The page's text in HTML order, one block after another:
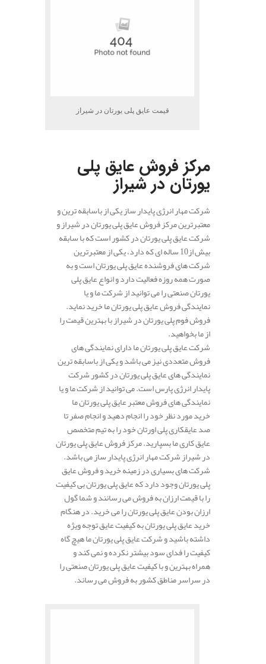
قیمت عایق پلی یورتان در شیراز
مرکز فروش عایق پلی
یورتان در شیراز
شرکت مهار انرژی پایدار ساز یکی از باسابقه ترین و
معتبرترین مرکز فروش عایق پلی یورتان در شیراز و
شرکت عایق پلی یورتان در کشور است که با سابقه
بیش از10 ساله ای که دارد، یکی از معتبرترین
شرکت های فروشنده عایق پلی یورتان است و به
صورت همه روزه فعالیت دارد و انواع عایق پلی
یورتان صنعتی را می توانید از شرکت ما و یا
نمایندگی فروش عایق پلی یورتان ما خرید نماید.
فروش فوم پلی یورتان در شیراز با بهترین قیمت را
از ما بخواهید.
شرکت عایق پلی یورتان ما دارای نمایندگی های
فروش متعددی نیز می باشد و یکی از باسابقه ترین
نمایندگی های عایق پلی یورتان در کشور شرکت
پایدار انرژی پارس است. می توانید از شرکت ما و یا
نمایندگی های فروش معتبر عایق پلی یورتان ما
خرید مورد نظر خود را انجام دهید و انجام صفر تا
صد عایقکاری پلی اورتان خود را به تیم متخصص
عایق کاری ما بسپارید. مرکز فروش عایق پلی یورتان
در شیراز شرکت مهار انرژی پایدار ساز می باشد.
شرکت های بسیاری در زمینه خرید و فروش عایق
پلی یورتان وجود دارد که عایق پلی یورتان بی کیفیت
را با قیمت ارزان به فروش می رسانند و شما گول
ارزان بودن عایق پلی یورتان را می خرید. در هنگام
خرید عایق پلی یورتان به کیفیت عایق توجه ویژه
داشته باشید و شرکت عایق پلی یورتان ما هیچ گاه
کیفیت را فدای سود بیشتر نکرده و نمی کند و
همراه بهترین و با کیفیت عایق پلی یورتان صنعتی را
در سراسر مناطق کشور به فروش می رساند.